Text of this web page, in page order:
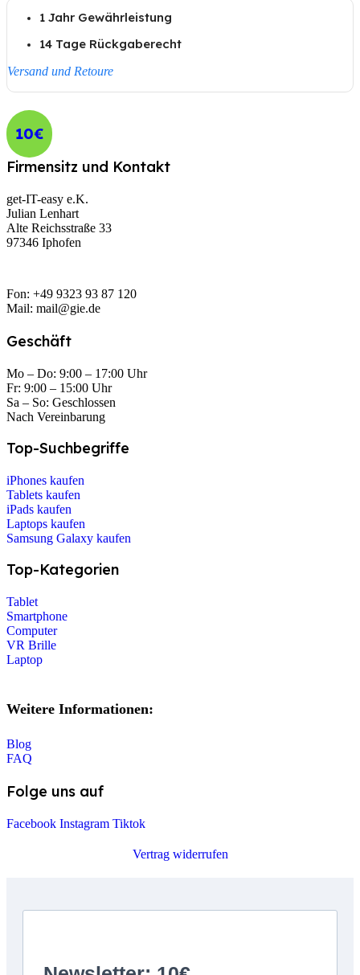
1 Jahr Gewährleistung
14 Tage Rückgaberecht
Versand und Retoure
10€
Firmensitz und Kontakt
get-IT-easy e.K.
Julian Lenhart
Alte Reichsstraße 33
97346 Iphofen
Fon: +49 9323 93 87 120
Mail: mail@gie.de
Geschäft
Mo – Do: 9:00 – 17:00 Uhr
Fr: 9:00 – 15:00 Uhr
Sa – So: Geschlossen
Nach Vereinbarung
Top-Suchbegriffe
iPhones kaufen
Tablets kaufen
iPads kaufen
Laptops kaufen
Samsung Galaxy kaufen
Top-Kategorien
Tablet
Smartphone
Computer
VR Brille
Laptop
Weitere Informationen:
Blog
FAQ
Folge uns auf
Facebook Instagram Tiktok
Vertrag widerrufen